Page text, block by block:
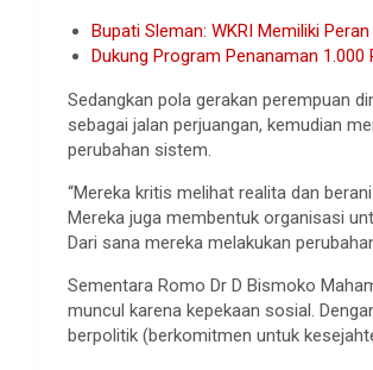
Bupati Sleman: WKRI Memiliki
Dukung Program Penanaman
Sedangkan pola gerakan perempuan
sebagai jalan perjuangan, kemudian
perubahan sistem.
“Mereka kritis melihat realita dan
Mereka juga membentuk organisasi
Dari sana mereka melakukan
Sementara Romo Dr D Bismoko
muncul karena kepekaan sosial.
berpolitik (berkomitmen untuk